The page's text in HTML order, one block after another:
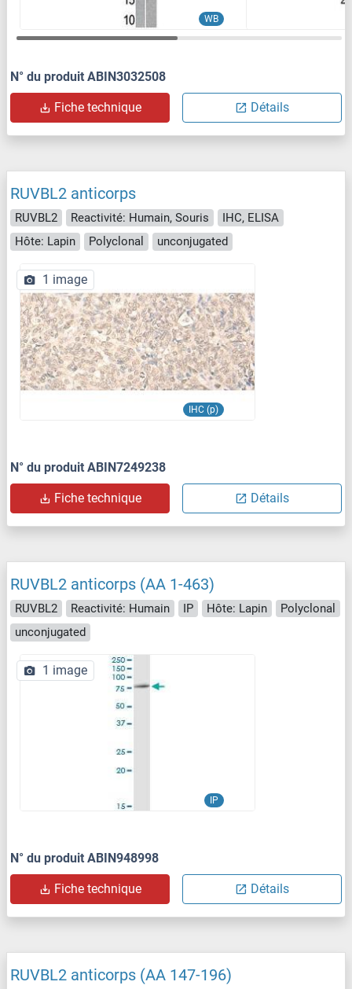
WB
N° du produit ABIN3032508
Fiche technique Détails
RUVBL2 anticorps
RUVBL2 Reactivité: Humain, Souris
IHC, ELISA
Hôte: Lapin
Polyclonal unconjugated
IHC (p)
1 image
N° du produit ABIN7249238
Fiche technique Détails
RUVBL2 anticorps (AA 1-463)
RUVBL2 Reactivité: Humain IP Hôte: Lapin
Polyclonal
unconjugated
IP
1 image
N° du produit ABIN948998
Fiche technique Détails
RUVBL2 anticorps (AA 147-196)